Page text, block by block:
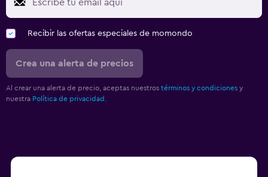
Recibir las ofertas especiales de momondo
Crea una alerta de precios
Al crear una alerta de precio, aceptas nuestros términos y condiciones y
nuestra Política de privacidad.